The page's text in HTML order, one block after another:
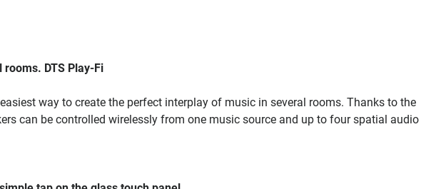
DTS Play-Fi
way to create the perfect interplay of music in several rooms. Thanks to the
can be controlled wirelessly from one music source and up to four spatial audio